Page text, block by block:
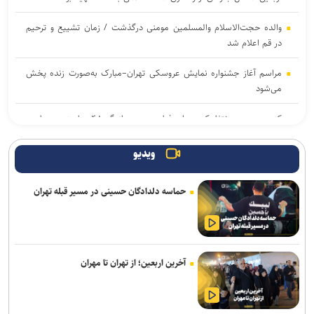
والده حجت‌الاسلام والمسلمین مومنی درگذشت / زمان تشییع و ترحیم
در قم اعلام شد
مراسم آغاز جشنواره نمایش عروسکی تهران–مبارک به‌صورت زنده پخش
می‌شود
کمپین عجیب نتفلیکس برای فیلم جدید؛ بازیگر ۴۸ ساعت در بیلبورد
آیین رونمایی از «گاهِ گم‌شدگان» برگزار می‌شود
پیام تسلیت معاون وزیر فرهنگ و ارشاد اسلامی در پی درگذشت استاد
ابوالقاسم قاسم‌زاده
از مربیگری در اوکلند ریدرز تا گزارشگری و بازی ویدئویی؛ روایت زندگی
اسطورهای که فوتبال آمریکایی را متحول کرد
انتخاب و انطباق هوشمندانه محصول؛ نخستین گام صادرات موفق صنایع
فرهنگی
ویدیو
حماسه دلدادگان حسینی در مسیر قبله تهران
آخرین اربعین؛ از تهران تا مهران